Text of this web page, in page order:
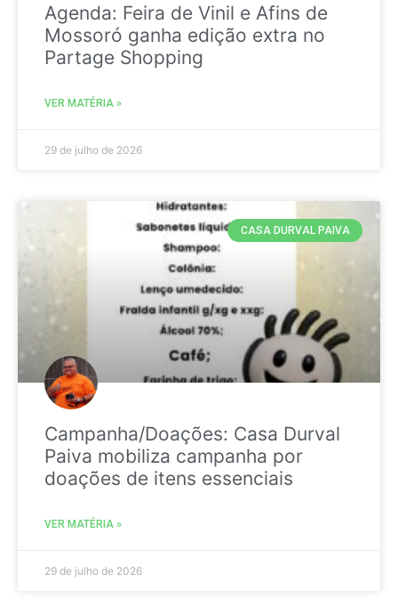
Agenda: Feira de Vinil e Afins de
Mossoró ganha edição extra no
Partage Shopping
VER MATÉRIA »
29 de julho de 2026
CASA DURVAL PAIVA
Campanha/Doações: Casa Durval
Paiva mobiliza campanha por
doações de itens essenciais
VER MATÉRIA »
29 de julho de 2026